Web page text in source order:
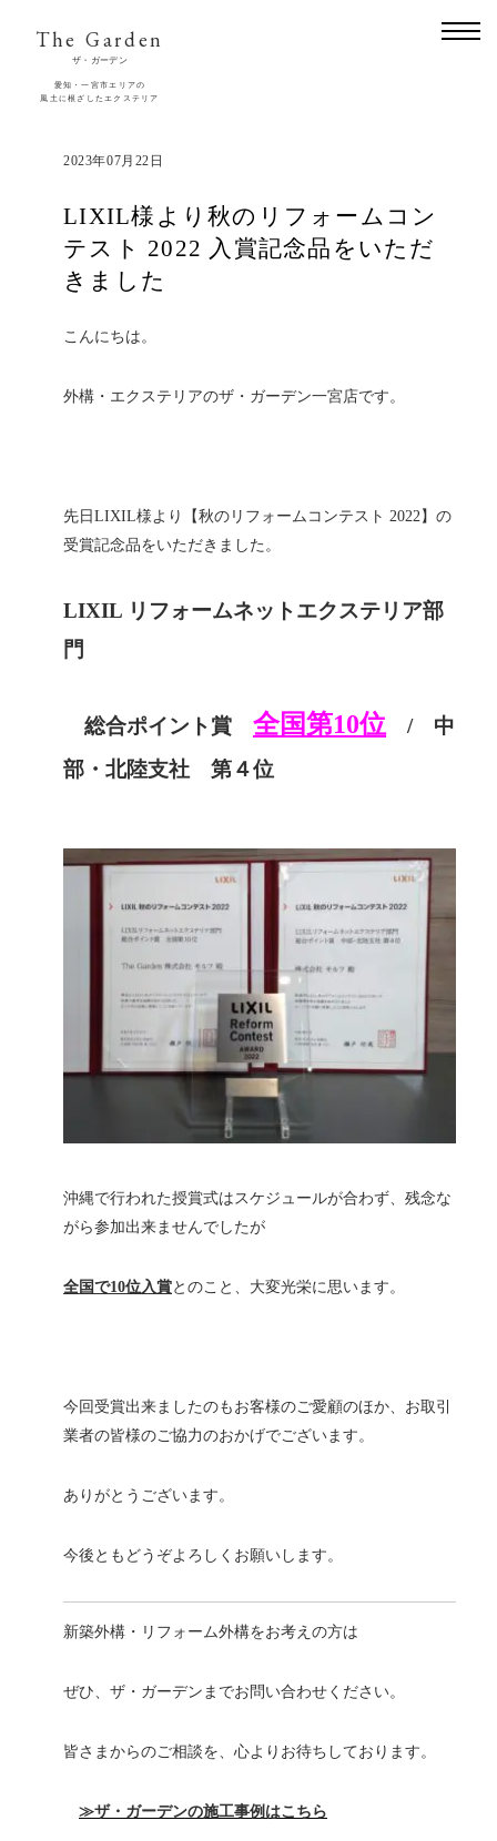
The Garden
ザ・ガーデン
愛知・一宮市エリアの
風土に根ざしたエクステリア
2023年07月22日
LIXIL様より秋のリフォームコン
テスト 2022 入賞記念品をいただ
きました
こんにちは。
外構・エクステリアのザ・ガーデン一宮店です。
先日LIXIL様より【秋のリフォームコンテスト 2022】の
受賞記念品をいただきました。
LIXIL リフォームネットエクステリア部
門
総合ポイント賞 全国第10位 / 中
部・北陸支社 第４位
沖縄で行われた授賞式はスケジュールが合わず、残念な
がら参加出来ませんでしたが
全国で10位入賞とのこと、大変光栄に思います。
今回受賞出来ましたのもお客様のご愛顧のほか、お取引
業者の皆様のご協力のおかげでございます。
ありがとうございます。
今後ともどうぞよろしくお願いします。
新築外構・リフォーム外構をお考えの方は
ぜひ、ザ・ガーデンまでお問い合わせください。
皆さまからのご相談を、心よりお待ちしております。
≫ザ・ガーデンの施工事例はこちら